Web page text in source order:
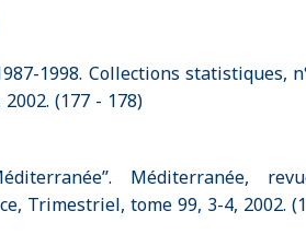
1998. Collections statistiques,
(177 - 178)
Méditerranée,
Trimestriel, tome 99, 3-4, 2002.